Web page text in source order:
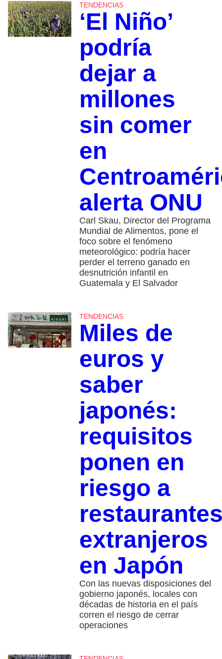
TENDENCIAS
‘El Niño’
podría
dejar a
millones
sin comer
en
alerta ONU
Carl Skau, Director del Programa
Mundial de Alimentos, pone el
foco sobre el fenómeno
meteorológico: podría hacer
perder el terreno ganado en
desnutrición infantil en
Guatemala y El Salvador
TENDENCIAS
Miles de
euros y
saber
japonés:
requisitos
ponen en
riesgo a
extranjeros
en Japón
Con las nuevas disposiciones del
gobierno japonés, locales con
décadas de historia en el país
corren el riesgo de cerrar
operaciones